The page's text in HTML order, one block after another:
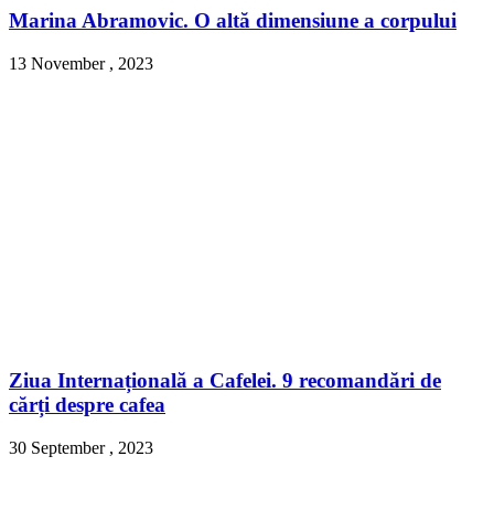
Marina Abramovic. O altă dimensiune a corpului
13 November , 2023
Ziua Internațională a Cafelei. 9 recomandări de
cărți despre cafea
30 September , 2023